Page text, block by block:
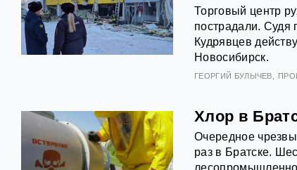
Торговый центр
пострадали. Судя
Кудрявцев
Новосибирск.
ГЕОРГИЙ БУЛЫЧЕВ
Хлор в
Очередное
раз в Братске.